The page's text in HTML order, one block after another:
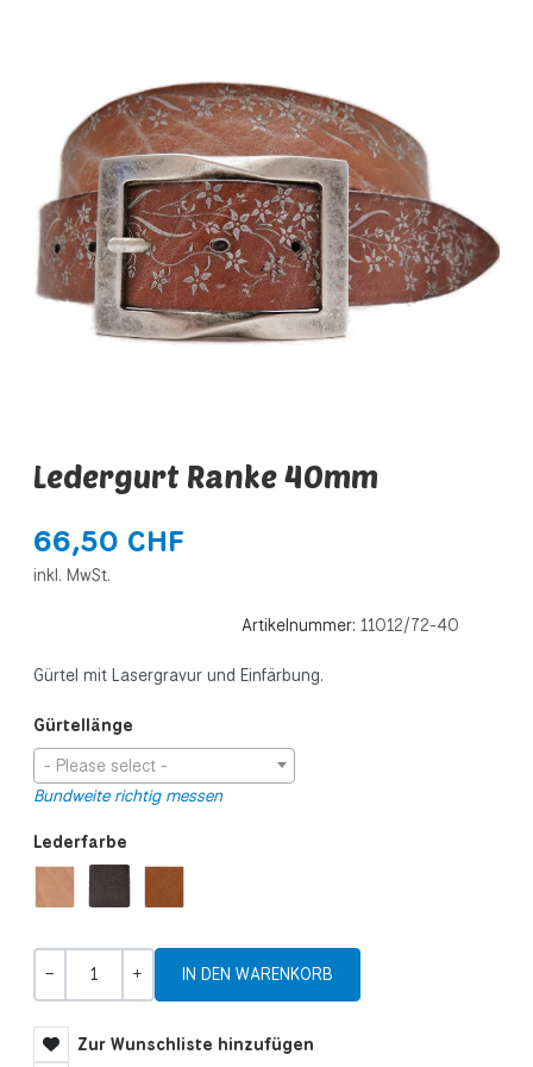
Ledergurt Ranke 40mm
66,50 CHF
inkl. MwSt.
Artikelnummer: 11012/72-40
Gürtel mit Lasergravur und Einfärbung.
Gürtellänge
- Please select -
Bundweite richtig messen
Lederfarbe
Zur Wunschliste hinzufügen